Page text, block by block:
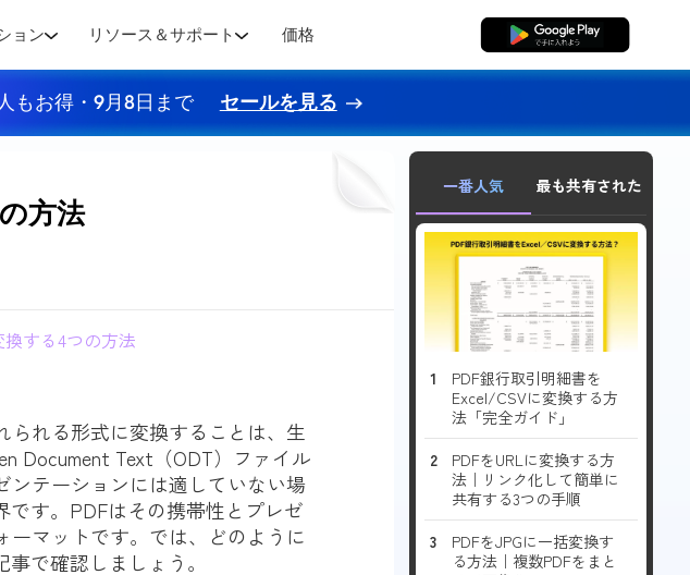
ョン リソース＆サポート 価格 無料ダウンロード
もお得・9月8日まで セールを見る
方法
する4つの方法
れる形式に変換することは、生
Document Text（ODT）ファイル
ンテーションには適していない場
す。PDFはその携帯性とプレゼ
ーマットです。では、どのように
で確認しましょう。
一番人気 最も共有された
PDF銀行取引明細書を
Excel/CSVに変換する方
法「完全ガイド」
PDFをURLに変換する方
法｜リンク化して簡単に
共有する3つの手順
PDFをJPGに一括変換す
る方法｜複数PDFをまと